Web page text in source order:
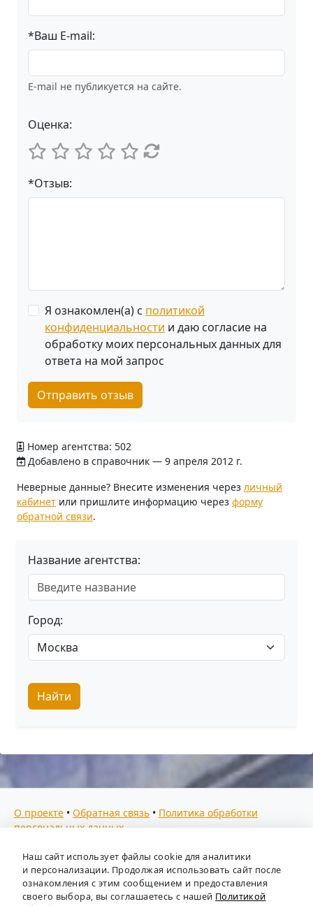
*Ваш E-mail:
E-mail не публикуется на сайте.
Оценка:
*Отзыв:
Я ознакомлен(а) с политикой
конфиденциальности и даю согласие на
обработку моих персональных данных для
ответа на мой запрос
Отправить отзыв
Номер агентства: 502
Добавлено в справочник — 9 апреля 2012 г.
Неверные данные? Внесите изменения через личный
кабинет или пришлите информацию через форму
обратной связи.
Название агентства:
Город:
Найти
О проекте • Обратная связь • Политика обработки
персональных данных
Мы собираем отзывы, составляем рейтинги и
предоставляем всю информацию о кадровых агентствах
России. Также анализируем ключевые тенденции рынка
труда: отслеживаем динамику зарплат, уровень
Наш сайт использует файлы cookie для аналитики
и персонализации. Продолжая использовать сайт после
ознакомления с этим сообщением и предоставления
своего выбора, вы соглашаетесь с нашей Политикой